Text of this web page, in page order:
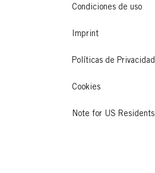
Condiciones de uso
Imprint
Políticas de Privacidad
Cookies
Note for US Residents